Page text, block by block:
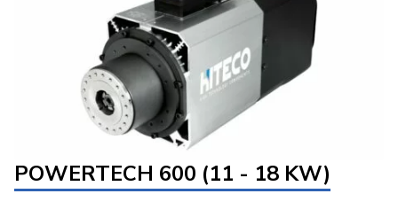
POWERTECH 600 (11 - 18 KW)